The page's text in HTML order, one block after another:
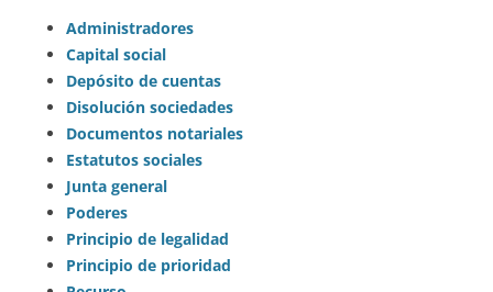
Administradores
Capital social
Depósito de cuentas
Disolución sociedades
Documentos notariales
Estatutos sociales
Junta general
Poderes
Principio de legalidad
Principio de prioridad